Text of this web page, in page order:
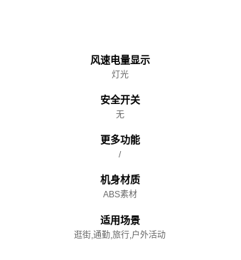
风速电量显示
灯光
安全开关
无
更多功能
/
机身材质
ABS素材
适用场景
逛街,通勤,旅行,户外活动